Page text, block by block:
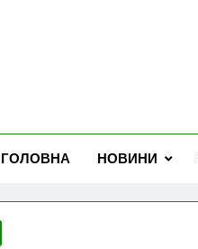
ГОЛОВНА НОВИНИ